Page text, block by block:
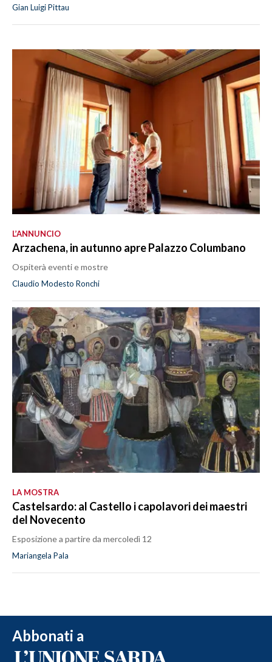
Gian Luigi Pittau
L’ANNUNCIO
Arzachena, in autunno apre Palazzo Columbano
Ospiterà eventi e mostre
Claudio Modesto Ronchi
LA MOSTRA
Castelsardo: al Castello i capolavori dei maestri
del Novecento
Esposizione a partire da mercoledì 12
Mariangela Pala
Abbonati a